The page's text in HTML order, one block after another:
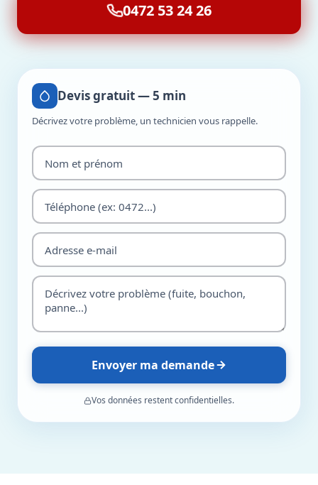
0472 53 24 26
Devis gratuit — 5 min
Décrivez votre problème, un technicien vous rappelle.
Envoyer ma demande
Vos données restent confidentielles.